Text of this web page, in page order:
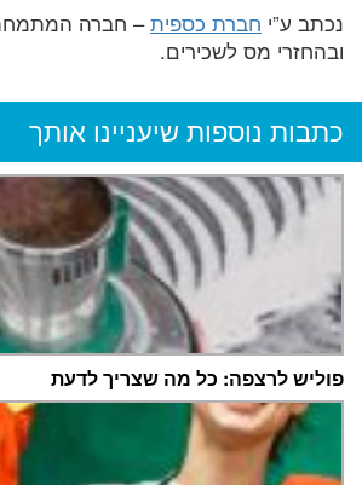
נכתב ע”י חברת כספית– חברה המתמחה
ובהחזרי מס לשכירים.
כתבות נוספות שיעניינו אותך
פוליש לרצפה: כל מה שצריך לדעת